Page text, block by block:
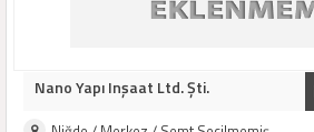
Nano Yapı Inşaat Ltd. Şti.